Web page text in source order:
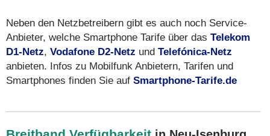
Neben den Netzbetreibern gibt es auch noch Service-
Anbieter, welche Smartphone Tarife über das Telekom
D1-Netz, Vodafone D2-Netz und Telefónica-Netz
anbieten. Infos zu Mobilfunk Anbietern, Tarifen und
Smartphones finden Sie auf Smartphone-Tarife.de